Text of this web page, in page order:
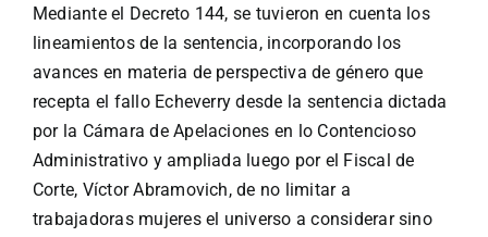
Mediante el Decreto 144, se tuvieron en cuenta los
lineamientos de la sentencia, incorporando los
avances en materia de perspectiva de género que
recepta el fallo Echeverry desde la sentencia dictada
por la Cámara de Apelaciones en lo Contencioso
Administrativo y ampliada luego por el Fiscal de
Corte, Víctor Abramovich, de no limitar a
trabajadoras mujeres el universo a considerar sino